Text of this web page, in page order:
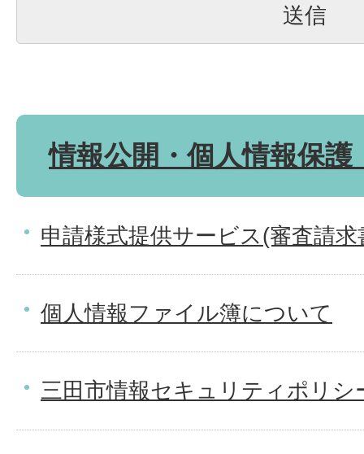
情報公開・個人情報保護
申請様式提供サービス(審査請求
個人情報ファイル簿について
三田市情報セキュリティポリシ